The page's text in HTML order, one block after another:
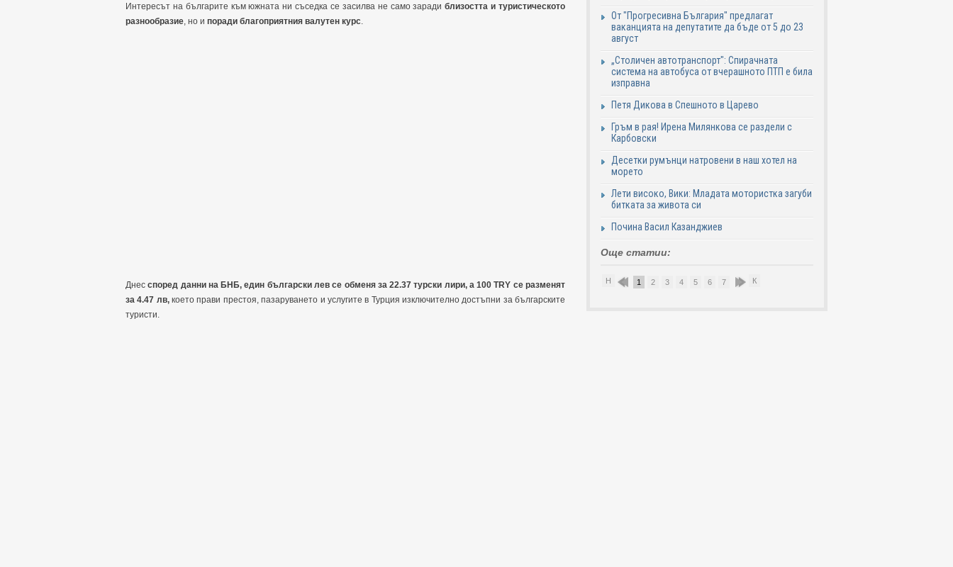
Интересът на българите към южната ни съседка се засилва не само зарадиблизостта и туристическото
разнообразие, но и поради благоприятния валутен курс.
Днесспоред данни на БНБ, един български лев се обменя за 22.37 турски лири, а 100 TRY се разменят
за 4.47 лв,което прави престоя, пазаруването и услугите в Турция изключително достъпни за българските
туристи.
От "Прогресивна България" предлагат
ваканцията на депутатите да бъде от 5 до 23
август
„Столичен автотранспорт": Спирачната
система на автобуса от вчерашното ПТП е била
изправна
Петя Дикова в Спешното в Царево
Гръм в рая! Ирена Милянкова се раздели с
Карбовски
Десетки румънци натровени в наш хотел на
морето
Лети високо, Вики: Младата мотористка загуби
битката за живота си
Почина Васил Казанджиев
Още статии:
Н 1 2 3 4 5 6 7 8 9К